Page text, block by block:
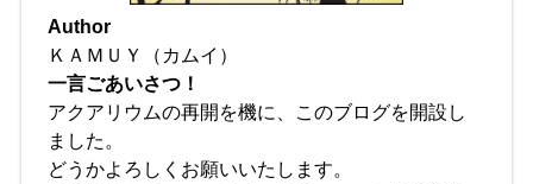
Author
ＫＡＭＵＹ（カムイ）
一言ごあいさつ！
アクアリウムの再開を機に、このブログを開設し
ました。
どうかよろしくお願いいたします。